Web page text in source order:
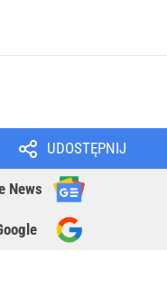
UDOSTĘPNIJ
News